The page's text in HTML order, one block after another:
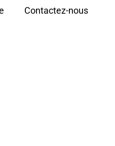
Contactez-nous